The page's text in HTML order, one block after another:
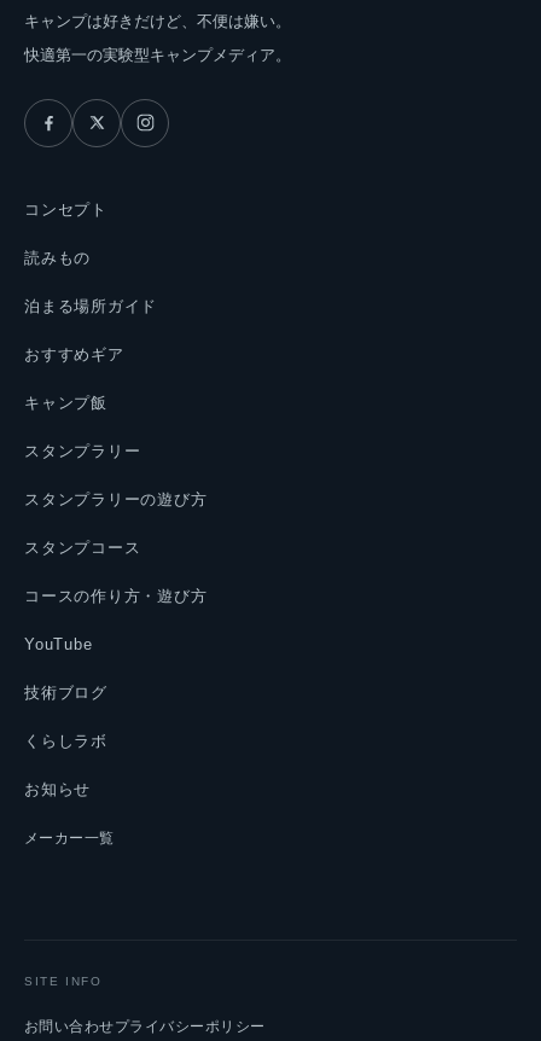
キャンプは好きだけど、不便は嫌い。
快適第一の実験型キャンプメディア。
コンセプト
読みもの
泊まる場所ガイド
おすすめギア
キャンプ飯
スタンプラリー
スタンプラリーの遊び方
スタンプコース
コースの作り方・遊び方
YouTube
技術ブログ
くらしラボ
お知らせ
メーカー一覧
SITE INFO
お問い合わせプライバシーポリシー